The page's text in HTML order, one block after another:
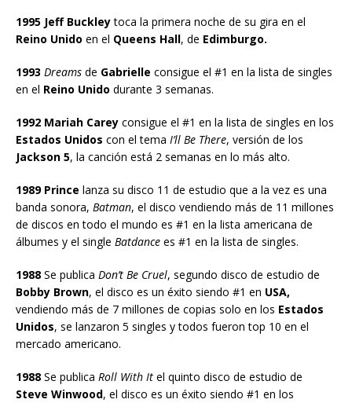
1995 Jeff Buckleytoca la primera noche de su gira en el
Reino Unido en el Queens Hall, de Edimburgo.
1993 Dreams de Gabrielle consigue el #1 en la lista de singles
en el Reino Unido durante 3 semanas.
1992 Mariah Carey consigue el #1 en la lista de singles en los
Estados Unidos con el tema I’ll Be There, versión de los
Jackson 5, la canción está 2 semanas en lo más alto.
1989 Prince lanza su disco 11 de estudio que a la vez es una
banda sonora, Batman, el disco vendiendo más de 11 millones
de discos en todo el mundo es #1 en la lista americana de
álbumes y el single Batdance es #1 en la lista de singles.
1988 Se publica Don’t Be Cruel, segundo disco de estudio de
Bobby Brown, el disco es un éxito siendo #1 en USA,
vendiendo más de 7 millones de copias solo en los Estados
Unidos, se lanzaron 5 singles y todos fueron top 10 en el
mercado americano.
1988 Se publica Roll With It el quinto disco de estudio de
Steve Winwood, el disco es un éxito siendo #1 en los